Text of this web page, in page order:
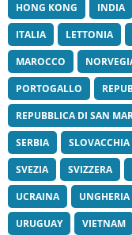
HONG KONG
INDIA
ITALIA
LETTONIA
MAROCCO
PORTOGALLO
REPUBBLICA DI SAN
SERBIA
SLOVACCHIA
SVEZIA
SVIZZERA
UCRAINA
UNGHERIA
URUGUAY
VIETNAM